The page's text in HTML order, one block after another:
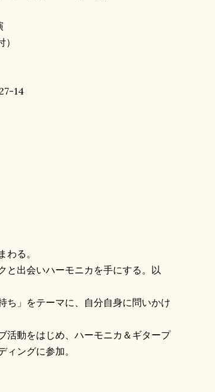
14
る。
と出会いハーモニカを手にする。以
ち」をテーマに、自分自身に問いかけ
活動をはじめ、ハーモニカ＆ギタープ
ングに参加。